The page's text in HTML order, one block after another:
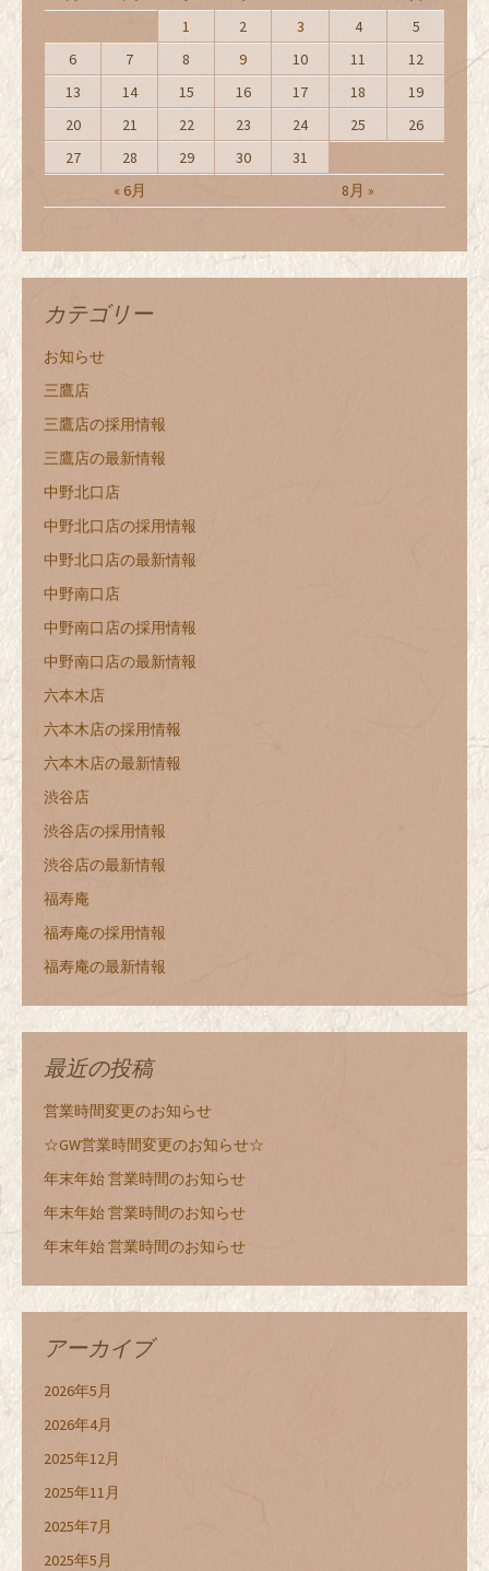
« 6月 8月 »
1 2 3 4
5
6
7 8 9 10 11
12
13
14 15 16 17 18
19
20
21 22 23 24 25
26
27
28 29 30 31
カテゴリー
お知らせ
三鷹店
三鷹店の採用情報
三鷹店の最新情報
中野北口店
中野北口店の採用情報
中野北口店の最新情報
中野南口店
中野南口店の採用情報
中野南口店の最新情報
六本木店
六本木店の採用情報
六本木店の最新情報
渋谷店
渋谷店の採用情報
渋谷店の最新情報
福寿庵
福寿庵の採用情報
福寿庵の最新情報
最近の投稿
営業時間変更のお知らせ
☆GW営業時間変更のお知らせ☆
年末年始 営業時間のお知らせ
年末年始 営業時間のお知らせ
年末年始 営業時間のお知らせ
アーカイブ
2026年5月
2026年4月
2025年12月
2025年11月
2025年7月
2025年5月